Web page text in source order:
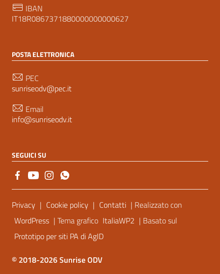
IBAN
IT18R0867371880000000000627
POSTA ELETTRONICA
PEC
sunriseodv@pec.it
Email
info@sunriseodv.it
SEGUICI SU
Sezione Link Utili
Privacy | Cookie policy | Contatti | Realizzato con
WordPress | Tema grafico ItaliaWP2 | Basato sul
Prototipo per siti PA di AgID
© 2018-2026 Sunrise ODV